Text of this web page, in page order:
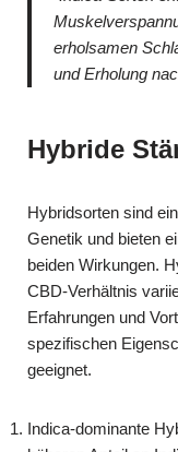
erholsamen
und Erholung
Hybride
Hybridsorten sind
Genetik und bieten
beiden Wirkungen.
CBD-Verhältnis
Erfahrungen und
spezifischen
geeignet.
Indica-dominante